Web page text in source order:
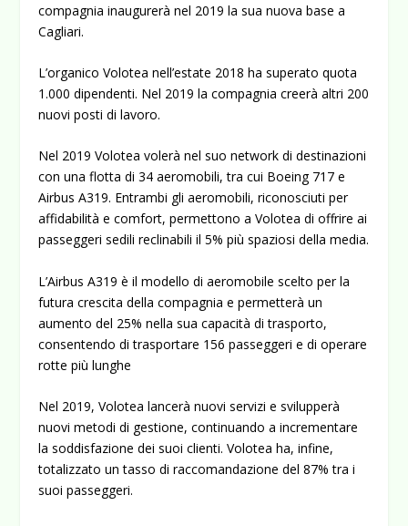
compagnia inaugurerà nel 2019 la sua nuova base a
Cagliari.
L’organico Volotea nell’estate 2018 ha superato quota
1.000 dipendenti. Nel 2019 la compagnia creerà altri 200
nuovi posti di lavoro.
Nel 2019 Volotea volerà nel suo network di destinazioni
con una flotta di 34 aeromobili, tra cui Boeing 717 e
Airbus A319. Entrambi gli aeromobili, riconosciuti per
affidabilità e comfort, permettono a Volotea di offrire ai
passeggeri sedili reclinabili il 5% più spaziosi della media.
L’Airbus A319 è il modello di aeromobile scelto per la
futura crescita della compagnia e permetterà un
aumento del 25% nella sua capacità di trasporto,
consentendo di trasportare 156 passeggeri e di operare
rotte più lunghe
Nel 2019, Volotea lancerà nuovi servizi e svilupperà
nuovi metodi di gestione, continuando a incrementare
la soddisfazione dei suoi clienti. Volotea ha, infine,
totalizzato un tasso di raccomandazione del 87% tra i
suoi passeggeri.